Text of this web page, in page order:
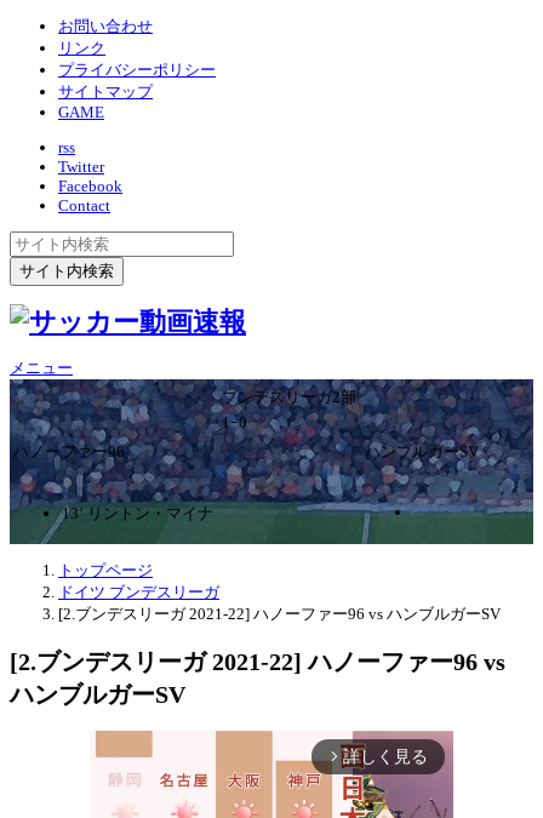
お問い合わせ
リンク
プライバシーポリシー
サイトマップ
GAME
rss
Twitter
Facebook
Contact
メニュー
ブンデスリーガ2部
1ｰ0
ハノーファー96
ハンブルガーSV
13’ リントン・マイナ
トップページ
ドイツ ブンデスリーガ
[2.ブンデスリーガ 2021-22] ハノーファー96 vs ハンブルガーSV
[2.ブンデスリーガ 2021-22] ハノーファー96 vs
ハンブルガーSV
arrow_forward_ios 詳しく見る